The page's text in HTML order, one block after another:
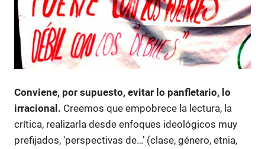
Conviene, por supuesto, evitar lo panfletario, lo
irracional. Creemos que empobrece la lectura, la
crítica, realizarla desde enfoques ideológicos muy
prefijados, ‘perspectivas de…’ (clase, género, etnia,